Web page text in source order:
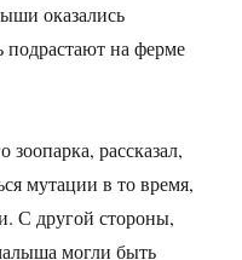
оказались
на ферме
зоопарка, рассказал,
мутации в то время,
С другой стороны,
могли быть